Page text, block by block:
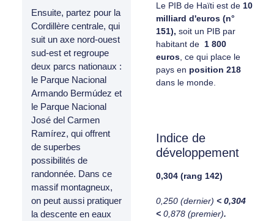
Ensuite, partez pour la
Cordillère centrale, qui
suit un axe nord-ouest
sud-est et regroupe
deux parcs nationaux :
le Parque Nacional
Armando Bermúdez et
le Parque Nacional
José del Carmen
Ramírez, qui offrent
de superbes
possibilités de
randonnée. Dans ce
massif montagneux,
on peut aussi pratiquer
la descente en eaux
Le PIB de Haïti est de 10
milliard d'euros (n°
151), soit un PIB par
habitant de 1 800
euros , ce qui place le
pays en position 218
dans le monde.
Indice de
développement
0,304 (rang 142)
0,250 (dernier) < 0,304
< 0,878 (premier).